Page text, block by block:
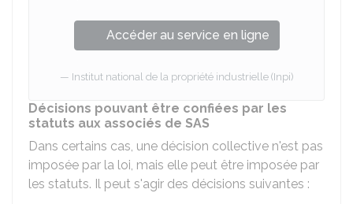
Accéder au service en ligne
Institut national de la propriété industrielle (Inpi)
Décisions pouvant être confiées par les
statuts aux associés de SAS
Dans certains cas, une décision collective n'est pas
imposée par la loi, mais elle peut être imposée par
les statuts. Il peut s'agir des décisions suivantes :